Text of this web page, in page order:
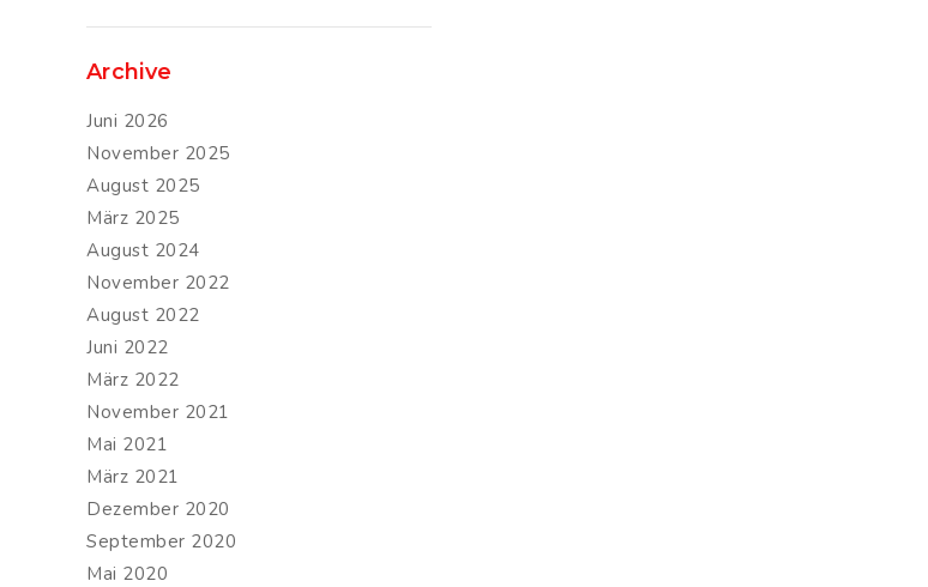
Archive
Juni 2026
November 2025
August 2025
März 2025
August 2024
November 2022
August 2022
Juni 2022
März 2022
November 2021
Mai 2021
März 2021
Dezember 2020
September 2020
Mai 2020